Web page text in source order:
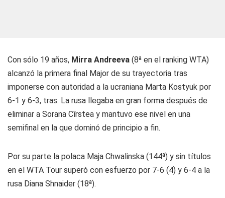
Con sólo 19 años, Mirra Andreeva (8ª en el ranking WTA)
alcanzó la primera final Major de su trayectoria tras
imponerse con autoridad a la ucraniana Marta Kostyuk por
6-1 y 6-3, tras. La rusa llegaba en gran forma después de
eliminar a Sorana Cîrstea y mantuvo ese nivel en una
semifinal en la que dominó de principio a fin.
Por su parte la polaca Maja Chwalinska (144ª) y sin títulos
en el WTA Tour superó con esfuerzo por 7-6 (4) y 6-4 a la
rusa Diana Shnaider (18ª).